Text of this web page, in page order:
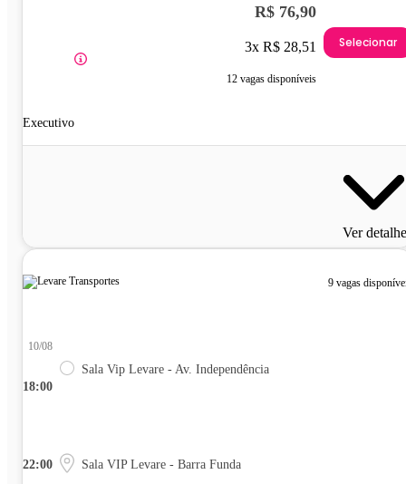
Executivo
R$ 76,90
3x R$ 28,51
12 vagas disponíveis
Selecionar
Ver
9 vagas
18:00
10/08
Sala Vip Levare - Av. Independência
22:00 Sala VIP Levare - Barra Funda